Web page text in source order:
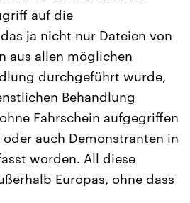
auf die
ja nicht nur Dateien von
aus allen möglichen
durchgeführt wurde,
Behandlung
Fahrschein aufgegriffen
auch Demonstranten in
worden. All diese
Europas, ohne dass